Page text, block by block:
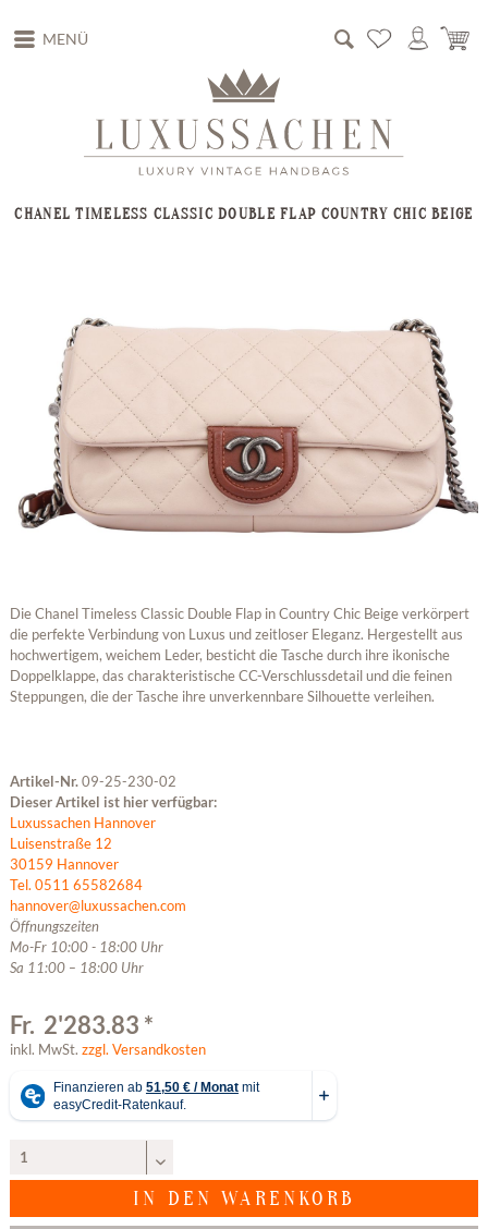
MENÜ
CHANEL TIMELESS CLASSIC DOUBLE FLAP COUNTRY CHIC BEIGE
Die Chanel Timeless Classic Double Flap in Country Chic Beige verkörpert
die perfekte Verbindung von Luxus und zeitloser Eleganz. Hergestellt aus
hochwertigem, weichem Leder, besticht die Tasche durch ihre ikonische
Doppelklappe, das charakteristische CC-Verschlussdetail und die feinen
Steppungen, die der Tasche ihre unverkennbare Silhouette verleihen.
Artikel-Nr.09-25-230-02
Dieser Artikel ist hier verfügbar:
Luxussachen Hannover
Luisenstraße 12
30159 Hannover
Tel. 0511 65582684
hannover@luxussachen.com
Öffnungszeiten
Mo-Fr 10:00 - 18:00 Uhr
Sa 11:00 – 18:00 Uhr
Fr. 2'283.83 *
inkl. MwSt. zzgl. Versandkosten
IN DEN WARENKORB